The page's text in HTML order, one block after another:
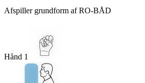
Afspiller grundform afRO-BÅD
Hånd 1